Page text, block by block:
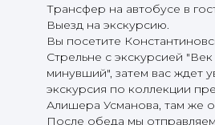
Трансфер на автобусе в
Выезд на экскурсию.
Вы посетите
Стрельне с экскурсией
минувший", затем вас ждет
экскурсия по коллекции
Алишера Усманова, там же
После обеда мы